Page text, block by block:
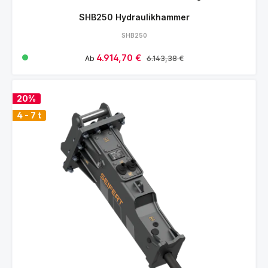
SHB250 Hydraulikhammer
SHB250
Verkaufspreis:
Ab 4.914,70 € Regulärer Preis:
6.143,38 €
20%
4 - 7 t